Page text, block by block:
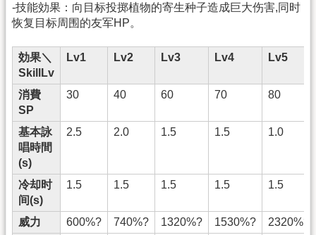
-技能効果：向目标投掷植物的寄生种子造成巨大伤害,同时
恢复目标周围的友军HP。
効果＼
SkillLv
Lv1 Lv2 Lv3 Lv4 Lv5
消費
SP
30 40 60 70 80
基本詠
唱時間
(s)
2.5 2.0 1.5 1.5 1.0
冷却时
间(s)
1.5 1.5 1.5 1.5 1.5
威力 600%? 740%? 1320%? 1530%?
2320%?